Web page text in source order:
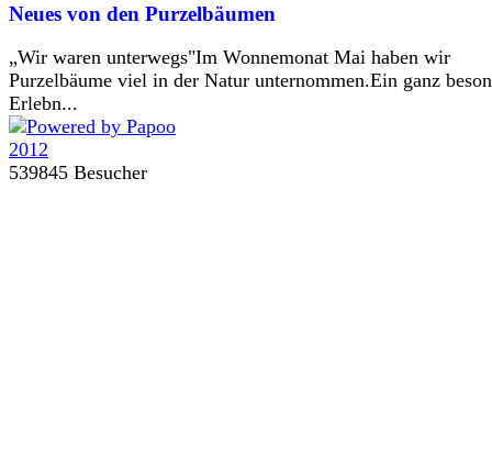
Neues von den Purzelbäumen
„Wir waren unterwegs"Im Wonnemonat Mai haben wir
Purzelbäume viel in der Natur unternommen.Ein ganz
Erlebn...
539845 Besucher